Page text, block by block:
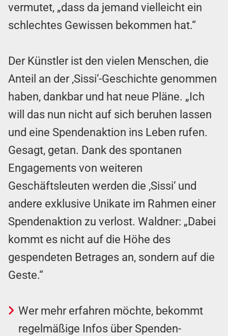
vermutet, „dass da jemand vielleicht ein
schlechtes Gewissen bekommen hat.“
Der Künstler ist den vielen Menschen, die
Anteil an der ‚Sissi‘-Geschichte genommen
haben, dankbar und hat neue Pläne. „Ich
will das nun nicht auf sich beruhen lassen
und eine Spendenaktion ins Leben rufen.
Gesagt, getan. Dank des spontanen
Engagements von weiteren
Geschäftsleuten werden die ‚Sissi‘ und
andere exklusive Unikate im Rahmen einer
Spendenaktion zu verlost. Waldner: „Dabei
kommt es nicht auf die Höhe des
gespendeten Betrages an, sondern auf die
Geste.“
Wer mehr erfahren möchte, bekommt
regelmäßige Infos über Spenden-